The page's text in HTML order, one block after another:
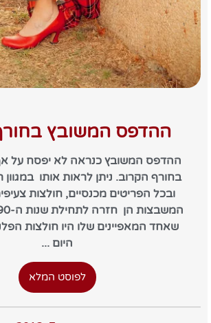
ההדפס המשובץ בחורף
ההדפס המשובץ כנראה לא יפסח על
בחורף הקרוב. ניתן לראות אותו
ובכל הפריטים מכנסיים, חולצות
שאחד המאפיינים שלו היו חולצות
היום ...
לפוסט המלא